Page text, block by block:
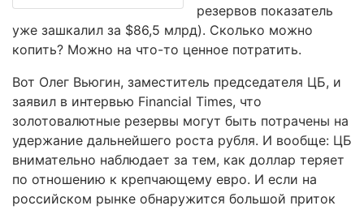
резервов показатель
уже зашкалил за $86,5 млрд). Сколько можно
копить? Можно на что-то ценное потратить.
Вот Олег Вьюгин, заместитель председателя ЦБ, и
заявил в интервью Financial Times, что
золотовалютные резервы могут быть потрачены на
удержание дальнейшего роста рубля. И вообще: ЦБ
внимательно наблюдает за тем, как доллар теряет
по отношению к крепчающему евро. И если на
российском рынке обнаружится большой приток